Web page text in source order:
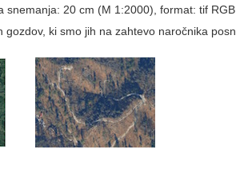
snemanja: 20 cm (M 1:2000), format: tif
gozdov, ki smo jih na zahtevo naročnika